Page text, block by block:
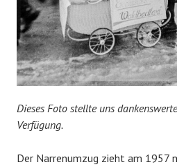
Dieses Foto stellte uns
Verfügung.
Der Narrenumzug zieht am 1957